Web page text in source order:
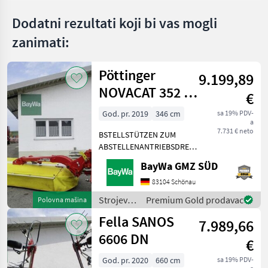
MARKETPLACE
Marketplace
Ponude
Oglasi
Dodatni rezultati koji bi vas mogli
zanimati:
Polovna mašina
Pöttinger
NOVACAT 352 V
#543
9.199,89
€
sa 19% PDV-
a
7.731 € neto
God. pr. 2019
346 cm
BSTELLSTÜTZEN ZUM
ABSTELLENANTRIEBSDREHZAHL
1000 U/MINAUSLEGER
BREIT FÜR DIE
KOMBIGELENKWELLE 1 3/8"
6-TEILIGHYDRAULISCHE
ANFAHRSICHERUNGHYDRAULISCHE
UNTERLENKERWIPP
BayWa GMZ SÜD
83104 Schönau
Strojevi i
oprema
za travu i
baliranje
/
Pöttinger
Premium Gold prodavac
Fella SANOS
6606 DN
7.989,66
€
sa 19% PDV-
God. pr. 2020
660 cm